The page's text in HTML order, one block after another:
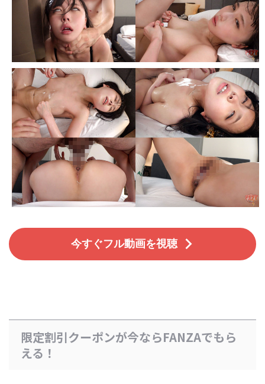
今すぐフル動画を視聴
限定割引クーポンが今ならFANZAでもら
える！